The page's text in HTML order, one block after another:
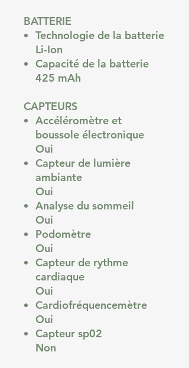
BATTERIE
Technologie de la batterie
Li-Ion
Capacité de la batterie
425 mAh
CAPTEURS
Accéléromètre et
boussole électronique
Oui
Capteur de lumière
ambiante
Oui
Analyse du sommeil
Oui
Podomètre
Oui
Capteur de rythme
cardiaque
Oui
Cardiofréquencemètre
Oui
Capteur sp02
Non